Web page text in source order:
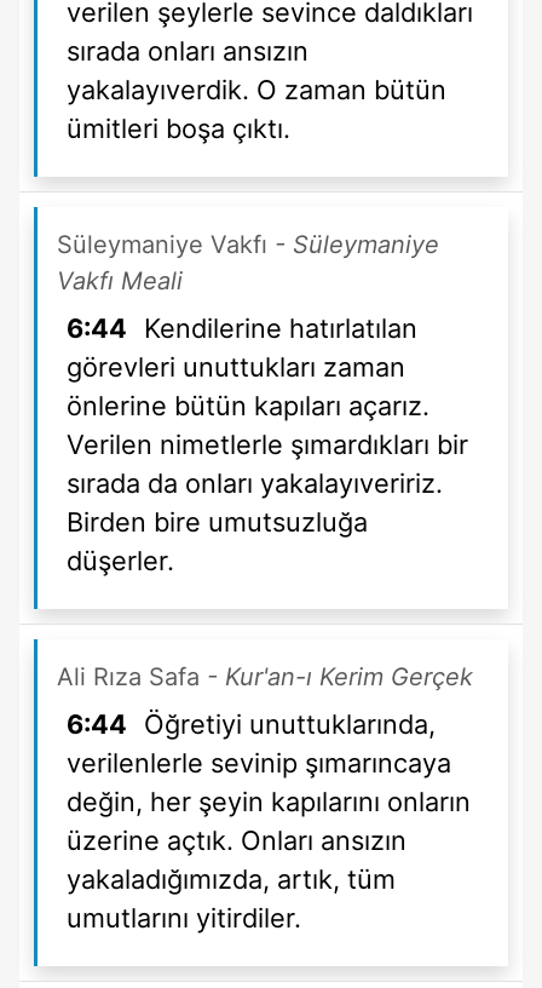
verilen şeylerle sevince daldıkları
sırada onları ansızın
yakalayıverdik. O zaman bütün
ümitleri boşa çıktı.
Süleymaniye Vakfı - Süleymaniye
Vakfı Meali
6:44
Kendilerine hatırlatılan
görevleri unuttukları zaman
önlerine bütün kapıları açarız.
Verilen nimetlerle şımardıkları bir
sırada da onları yakalayıveririz.
Birden bire umutsuzluğa
düşerler.
Ali Rıza Safa - Kur'an-ı Kerim Gerçek
6:44
Öğretiyi unuttuklarında,
verilenlerle sevinip şımarıncaya
değin, her şeyin kapılarını onların
üzerine açtık. Onları ansızın
yakaladığımızda, artık, tüm
umutlarını yitirdiler.